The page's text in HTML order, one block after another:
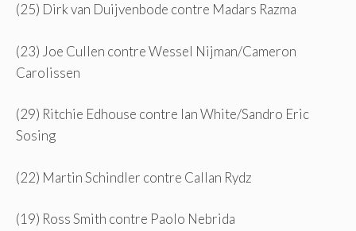
(25) Dirk van Duijvenbode contre Madars Razma
(23) Joe Cullen contre Wessel Nijman/Cameron
Carolissen
(29) Ritchie Edhouse contre Ian White/Sandro Eric
Sosing
(22) Martin Schindler contre Callan Rydz
(19) Ross Smith contre Paolo Nebrida